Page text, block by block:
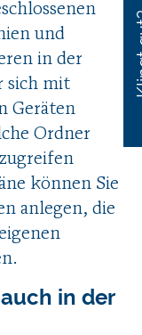
und
in der
sich mit
Geräten
Ordner
können Sie
anlegen, die
in der